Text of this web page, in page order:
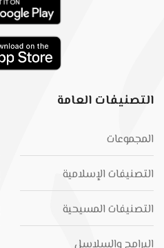
التصنيفات العامة
المجموعات
التصنيفات الإسلامية
التصنيفات المسيحية